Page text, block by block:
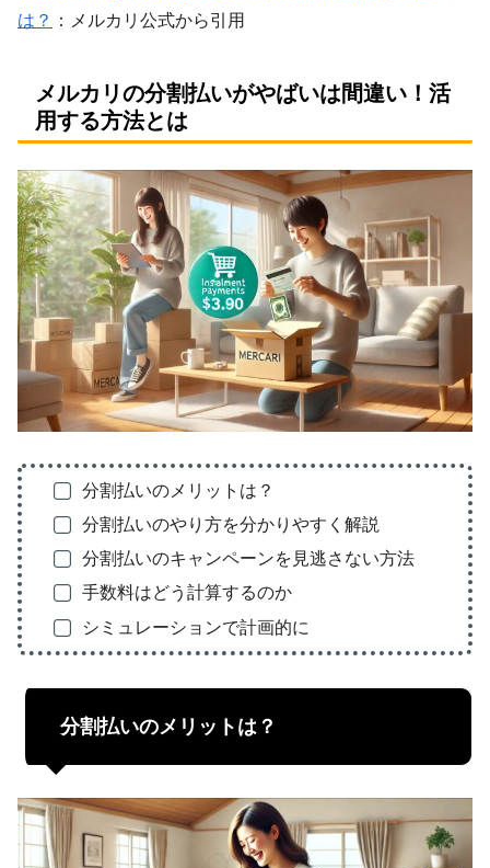
は？
：メルカリ公式から引用
メルカリの分割払いがやばいは間違い！活
用する方法とは
分割払いのメリットは？
分割払いのやり方を分かりやすく解説
分割払いのキャンペーンを見逃さない方法
手数料はどう計算するのか
シミュレーションで計画的に
分割払いのメリットは？